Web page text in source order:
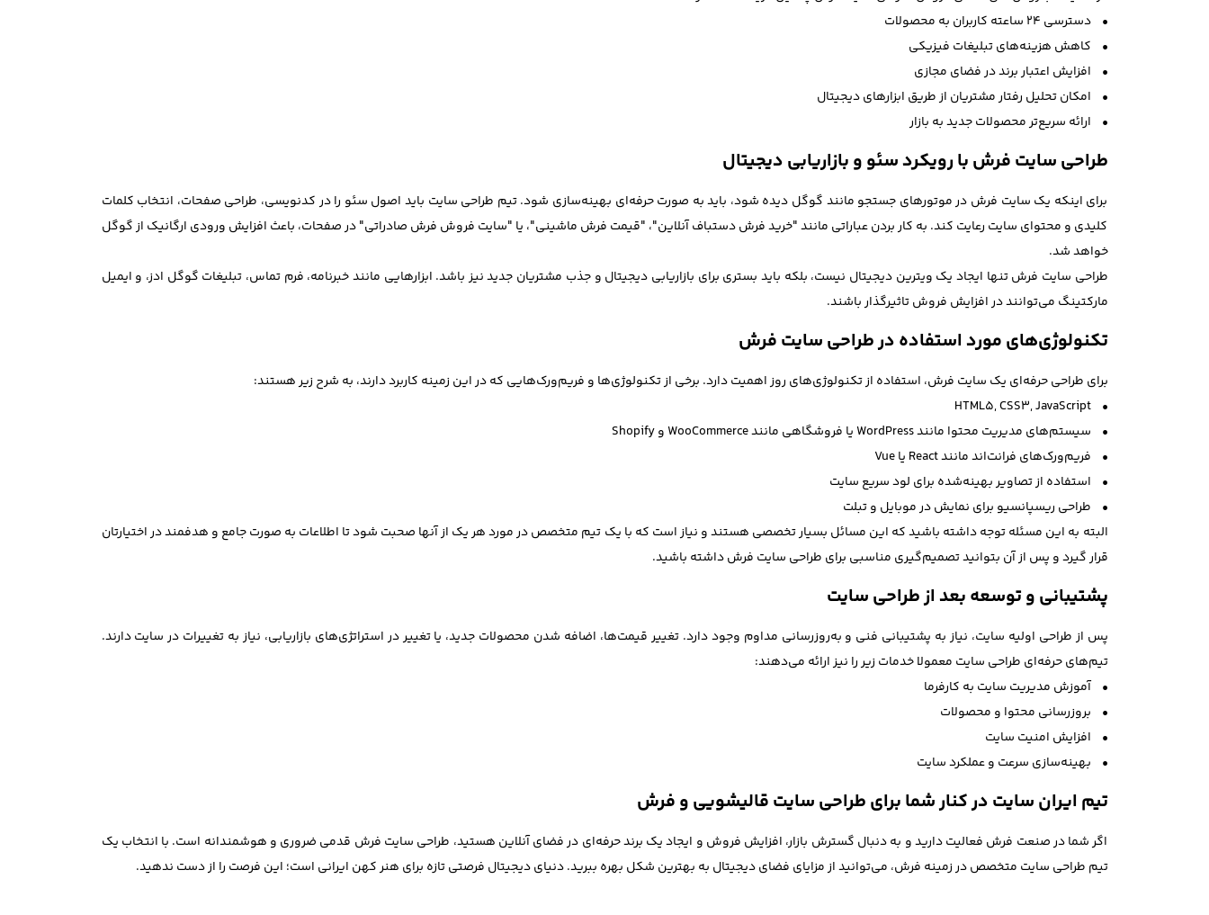
• دسترسی ۲۴ ساعته کاربران به محصولات
• کاهش هزینه‌های تبلیغات فیزیکی
• افزایش اعتبار برند در فضای مجازی
• امکان تحلیل رفتار مشتریان از طریق ابزارهای دیجیتال
• ارائه سریع‌تر محصولات جدید به بازار
طراحی سایت فرش با رویکرد سئو و بازاریابی دیجیتال
برای اینکه یک سایت فرش در موتورهای جستجو مانند گوگل دیده شود، باید به صورت حرفه‌ای بهینه‌سازی شود. تیم طراحی سایت باید اصول سئو را در کدنویسی، طراحی صفحات، انتخاب کلمات
کلیدی و محتوای سایت رعایت کند. به کار بردن عباراتی مانند "خرید فرش دستباف آنلاین"، "قیمت فرش ماشینی"، یا "سایت فروش فرش صادراتی" در صفحات، باعث افزایش ورودی ارگانیک از گوگل
خواهد شد.
طراحی سایت فرش تنها ایجاد یک ویترین دیجیتال نیست، بلکه باید بستری برای بازاریابی دیجیتال و جذب مشتریان جدید نیز باشد. ابزارهایی مانند خبرنامه، فرم تماس، تبلیغات گوگل ادز، و ایمیل
مارکتینگ می‌توانند در افزایش فروش تاثیرگذار باشند.
تکنولوژی‌های مورد استفاده در طراحی سایت فرش
برای طراحی حرفه‌ای یک سایت فرش، استفاده از تکنولوژی‌های روز اهمیت دارد. برخی از تکنولوژی‌ها و فریم‌ورک‌هایی که در این زمینه کاربرد دارند، به شرح زیر هستند:
• HTML5, CSS3, JavaScript
• سیستم‌های مدیریت محتوا مانند WordPress یا فروشگاهی مانند WooCommerce و Shopify
• فریم‌ورک‌های فرانت‌اند مانند React یا Vue
• استفاده از تصاویر بهینه‌شده برای لود سریع سایت
• طراحی ریسپانسیو برای نمایش در موبایل و تبلت
البته به این مسئله توجه داشته باشید که این مسائل بسیار تخصصی هستند و نیاز است که با یک تیم متخصص در مورد هر یک از آنها صحبت شود تا اطلاعات به صورت جامع و هدفمند در اختیارتان
قرار گیرد و پس از آن بتوانید تصمیم‌گیری مناسبی برای طراحی سایت فرش داشته باشید.
پشتیبانی و توسعه بعد از طراحی سایت
پس از طراحی اولیه سایت، نیاز به پشتیبانی فنی و به‌روزرسانی مداوم وجود دارد. تغییر قیمت‌ها، اضافه شدن محصولات جدید، یا تغییر در استراتژی‌های بازاریابی، نیاز به تغییرات در سایت دارند.
تیم‌های حرفه‌ای طراحی سایت معمولا خدمات زیر را نیز ارائه می‌دهند:
• آموزش مدیریت سایت به کارفرما
• بروزرسانی محتوا و محصولات
• افزایش امنیت سایت
• بهینه‌سازی سرعت و عملکرد سایت
تیم ایران سایت در کنار شما برای طراحی سایت قالیشویی و فرش
اگر شما در صنعت فرش فعالیت دارید و به دنبال گسترش بازار، افزایش فروش و ایجاد یک برند حرفه‌ای در فضای آنلاین هستید، طراحی سایت فرش قدمی ضروری و هوشمندانه است. با انتخاب یک
تیم طراحی سایت متخصص در زمینه فرش، می‌توانید از مزایای فضای دیجیتال به بهترین شکل بهره ببرید. دنیای دیجیتال فرصتی تازه برای هنر کهن ایرانی است؛ این فرصت را از دست ندهید.